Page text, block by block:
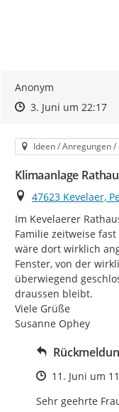
Anonym
Zeitpunkt des
Zeitpunkt des
3. Juni um 22:17
Kategorie
Ideen / Anregungen
Klimaanlage
Ort
47623 Kevelaer,
Im Kevelaerer
Familie zeitweise
wäre dort wirklich
Fenster, von der
überwiegend
draussen bleibt.
Viele Grüße
Susanne Ophey
Zeitpunkt des
11. Juni um
Sehr geehrte